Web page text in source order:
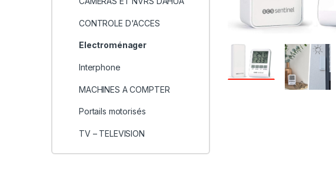
CONTROLE D'ACCES
Electroménager
Interphone
MACHINES A COMPTER
Portails motorisés
TV – TELEVISION